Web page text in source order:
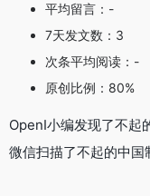
平均留言：-
7天发文数：3
次条平均阅读：-
原创比例：80%
OpenI小编发现了不起
微信扫描了不起的中国